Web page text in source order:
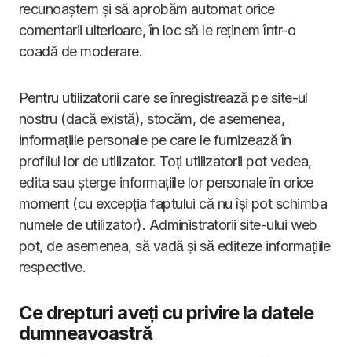
recunoaștem și să aprobăm automat orice
comentarii ulterioare, în loc să le reținem într-o
coadă de moderare.
Pentru utilizatorii care se înregistrează pe site-ul
nostru (dacă există), stocăm, de asemenea,
informațiile personale pe care le furnizează în
profilul lor de utilizator. Toți utilizatorii pot vedea,
edita sau șterge informațiile lor personale în orice
moment (cu excepția faptului că nu își pot schimba
numele de utilizator). Administratorii site-ului web
pot, de asemenea, să vadă și să editeze informațiile
respective.
Ce drepturi aveți cu privire la datele
dumneavoastră